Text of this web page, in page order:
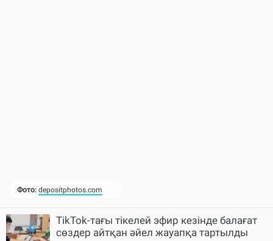
TikTok-тағы тікелей эфир кезінде балағат
сөздер айтқан әйел жауапқа тартылды